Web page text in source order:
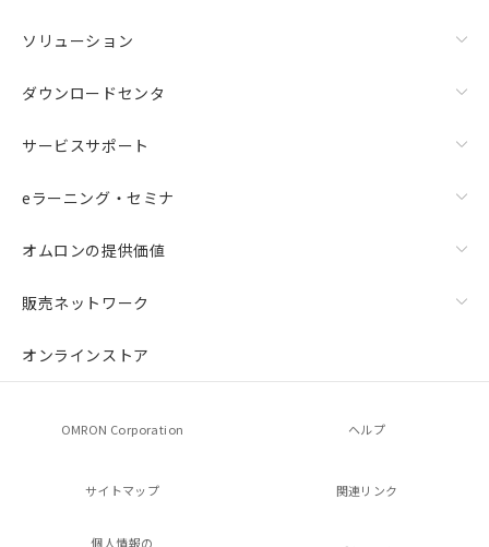
ソリューション
ダウンロードセンタ
サービスサポート
eラーニング・セミナ
オムロンの提供価値
販売ネットワーク
オンラインストア
OMRON Corporation ヘルプ
サイトマップ 関連リンク
個人情報の